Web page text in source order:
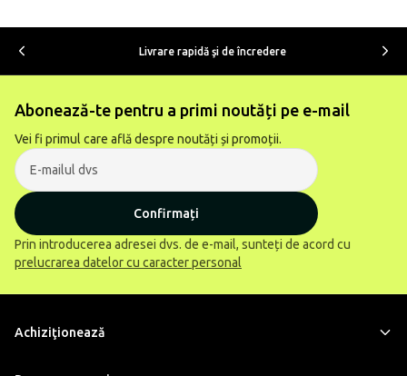
Livrare rapidă şi de încredere
Abonează-te pentru a primi noutăți pe e-mail
Vei fi primul care află despre noutăți și promoții.
Confirmați
Prin introducerea adresei dvs. de e-mail, sunteți de acord cu
prelucrarea datelor cu caracter personal
Achiziţionează